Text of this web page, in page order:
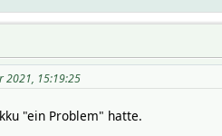
2021, 15:19:25
"ein Problem" hatte.